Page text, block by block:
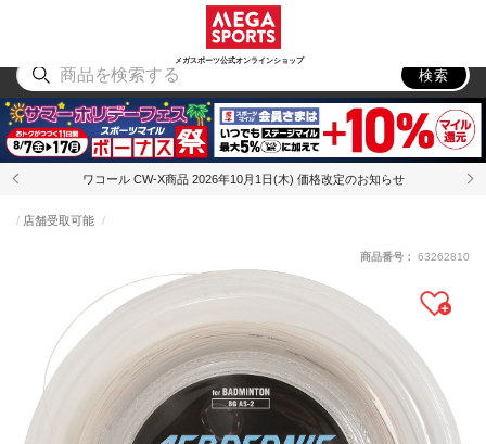
メガスポーツ公式オンラインショップ
アウトドア
検索
ワコール CW-X商品 2026年10月1日(木) 価格改定のお知らせ
店舗受取可能
商品番号： 63262810